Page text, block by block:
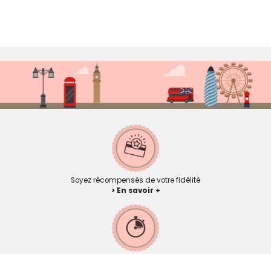
Soyez récompensés de votre fidélité
> En savoir +